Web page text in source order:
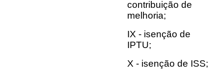
contribuição de
melhoria;
IX - isenção de
IPTU;
X - isenção de ISS;